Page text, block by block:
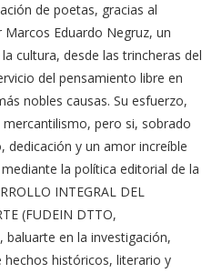
de poetas, gracias al
Eduardo Negruz, un
cultura, desde las trincheras del
del pensamiento libre en
nobles causas. Su esfuerzo,
pero si, sobrado
dedicación y un amor increíble
la política editorial de la
INTEGRAL DEL
(FUDEIN DTTO,
baluarte en la investigación,
históricos, literario y